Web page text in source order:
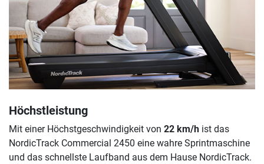
Höchstleistung
Mit einer Höchstgeschwindigkeit von 22 km/h ist das
NordicTrack Commercial 2450 eine wahre Sprintmaschine
und das schnellste Laufband aus dem Hause NordicTrack.